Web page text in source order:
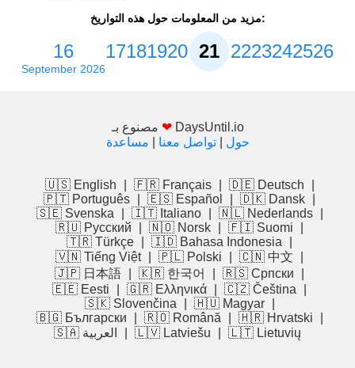
مزيد من المعلومات حول هذه التواريخ:
16
September 2026
17181920212223242526
❤ DaysUntil.io
حول |تواصل معنا مساعدة
🇺🇸 English 🇫🇷 Français 🇩🇪 Deutsch
🇵🇹 Português
🇪🇸 Español 🇩🇰 Dansk
🇸🇪 Svenska
🇮🇹 Italiano 🇳🇱 Nederlands
🇷🇺 Русский
🇳🇴 Norsk 🇫🇮 Suomi
🇹🇷 Türkçe
🇮🇩 Bahasa Indonesia
🇻🇳 Tiếng Việt
🇵🇱 Polski 🇨🇳 中文
🇯🇵 日本語
🇰🇷 한국어 🇷🇸 Српски
🇪🇪 Eesti
🇬🇷 Ελληνικά 🇨🇿 Čeština
🇸🇰 Slovenčina
🇭🇺 Magyar
🇧🇬 Български
🇷🇴 Română 🇭🇷 Hrvatski
🇸🇦 العربية
🇱🇻 Latviešu 🇱🇹 Lietuvių